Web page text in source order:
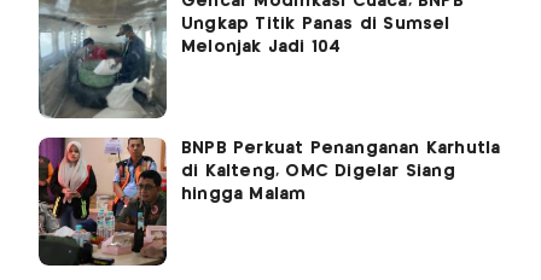
Ungkap Titik Panas di Sumsel
Melonjak Jadi 104
BNPB Perkuat Penanganan Karhutla
di Kalteng, OMC Digelar Siang
hingga Malam